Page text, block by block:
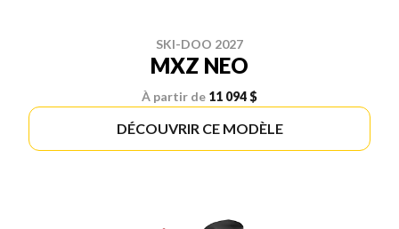
SKI-DOO 2027
MXZ NEO
À partir de 11 094 $
DÉCOUVRIR CE MODÈLE